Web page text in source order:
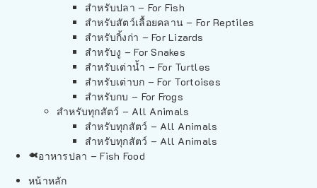
สำหรับปลา – For Fish
สำหรับสัตว์เลื้อยคลาน – For Reptiles
สำหรับกิ้งก่า – For Lizards
สำหรับงู – For Snakes
สำหรับเต่าน้ำ – For Turtles
สำหรับเต่าบก – For Tortoises
สำหรับกบ – For Frogs
สำหรับทุกสัตว์ – All Animals
สำหรับทุกสัตว์ – All Animals
สำหรับทุกสัตว์ – All Animals
อาหารปลา – Fish Food
หน้าหลัก